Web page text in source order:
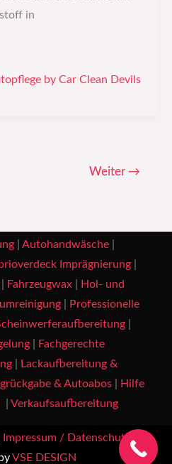
in
by Car Clean Devils
Weiter →
| Autohandwäsche|
Imprägnierung|
Fahrzeugwax|
Hol- und
|
Professionelle
|
|
Fachgerechte
|
Lackaufbereitung &
& Autoabos|
Hilfe
Verkaufsaufbereitung
Impressum / Datenschutz |
VSE DESIGN